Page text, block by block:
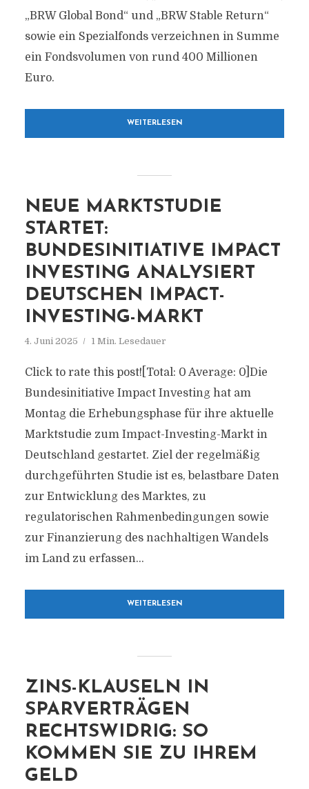
„BRW Global Bond“ und „BRW Stable Return“
sowie ein Spezialfonds verzeichnen in Summe
ein Fondsvolumen von rund 400 Millionen
Euro.
WEITERLESEN
NEUE MARKTSTUDIE
STARTET:
BUNDESINITIATIVE IMPACT
INVESTING ANALYSIERT
DEUTSCHEN IMPACT-
INVESTING-MARKT
4. Juni 2025 1 Min. Lesedauer
Click to rate this post![Total: 0 Average: 0]Die
Bundesinitiative Impact Investing hat am
Montag die Erhebungsphase für ihre aktuelle
Marktstudie zum Impact-Investing-Markt in
Deutschland gestartet. Ziel der regelmäßig
durchgeführten Studie ist es, belastbare Daten
zur Entwicklung des Marktes, zu
regulatorischen Rahmenbedingungen sowie
zur Finanzierung des nachhaltigen Wandels
im Land zu erfassen...
WEITERLESEN
ZINS-KLAUSELN IN
SPARVERTRÄGEN
RECHTSWIDRIG: SO
KOMMEN SIE ZU IHREM
GELD